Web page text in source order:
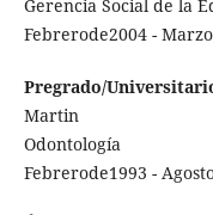
Gerencia Social de la
Febrerode2004 -
Pregrado/
Martin
Odontología
Febrerode1993 -